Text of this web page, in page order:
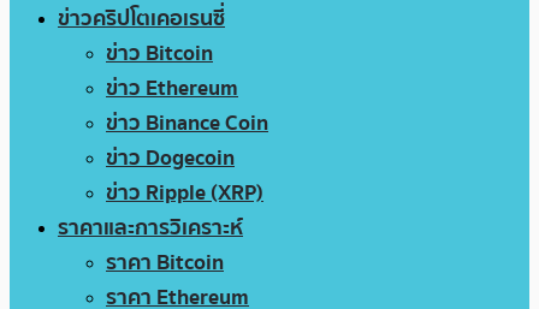
ข่าวคริปโตเคอเรนซี่
ข่าว Bitcoin
ข่าว Ethereum
ข่าว Binance Coin
ข่าว Dogecoin
ข่าว Ripple (XRP)
ราคาและการวิเคราะห์
ราคา Bitcoin
ราคา Ethereum